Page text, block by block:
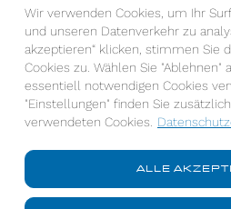
Wir verwenden Cookies, um Ihr
und unseren Datenverkehr zu
akzeptieren“ klicken, stimmen Sie
Cookies zu. Wählen Sie "Ablehnen"
essentiell notwendigen Cookies
"Einstellungen" finden Sie
verwendeten Cookies.
ALLE